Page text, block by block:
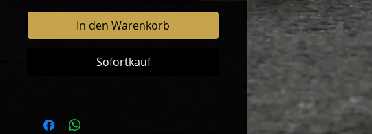
In den Warenkorb
Sofortkauf